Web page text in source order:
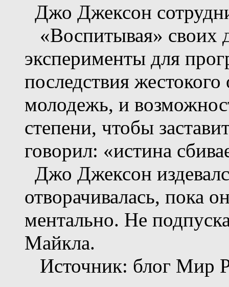
Джо Джексон
«Воспитывая» своих
эксперименты для
последствия
молодежь, и
степени, чтобы
говорил: «истина
Джо Джексон
отворачивалась, пока
ментально. Не
Майкла.
Источник: блог Мир